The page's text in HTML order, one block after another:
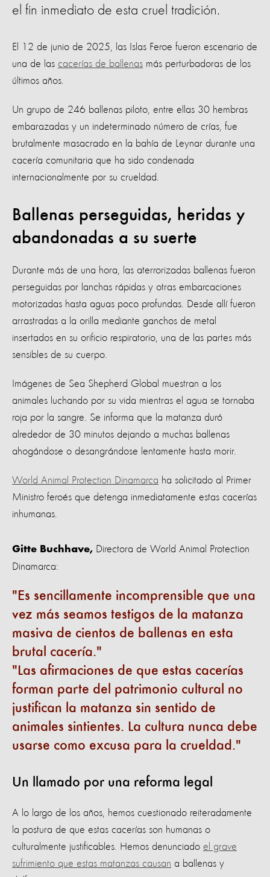
el fin inmediato de esta cruel tradición.
El 12 de junio de 2025, las Islas Feroe fueron escenario de
una de las cacerías de ballenas más perturbadoras de los
últimos años.
Un grupo de 246 ballenas piloto, entre ellas 30 hembras
embarazadas y un indeterminado número de crías, fue
brutalmente masacrado en la bahía de Leynar durante una
cacería comunitaria que ha sido condenada
internacionalmente por su crueldad.
Ballenas perseguidas, heridas y
abandonadas a su suerte
Durante más de una hora, las aterrorizadas ballenas fueron
perseguidas por lanchas rápidas y otras embarcaciones
motorizadas hasta aguas poco profundas. Desde allí fueron
arrastradas a la orilla mediante ganchos de metal
insertados en su orificio respiratorio, una de las partes más
sensibles de su cuerpo.
Imágenes de Sea Shepherd Global muestran a los
animales luchando por su vida mientras el agua se tornaba
roja por la sangre. Se informa que la matanza duró
alrededor de 30 minutos dejando a muchas ballenas
ahogándose o desangrándose lentamente hasta morir.
World Animal Protection Dinamarca ha solicitado al Primer
Ministro feroés que detenga inmediatamente estas cacerías
inhumanas.
Gitte Buchhave, Directora de World Animal Protection
Dinamarca:
Es sencillamente incomprensible que una
vez más seamos testigos de la matanza
masiva de cientos de ballenas en esta
brutal cacería.
Las afirmaciones de que estas cacerías
forman parte del patrimonio cultural no
justifican la matanza sin sentido de
animales sintientes. La cultura nunca debe
usarse como excusa para la crueldad.
Un llamado por una reforma legal
A lo largo de los años, hemos cuestionado reiteradamente
la postura de que estas cacerías son humanas o
culturalmente justificables. Hemos denunciado el grave
sufrimiento que estas matanzas causan a ballenas y